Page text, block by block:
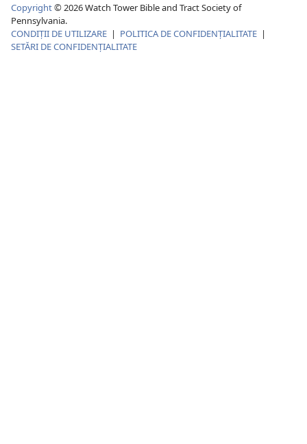
Copyright© 2026 Watch Tower Bible and Tract Society of
Pennsylvania.
CONDIȚII DE UTILIZARE | POLITICA DE CONFIDENŢIALITATE |
SETĂRI DE CONFIDENȚIALITATE